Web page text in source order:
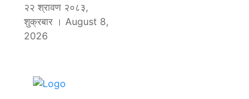
२२ श्रावण २०८३,
शुक्रबार । August 8,
2026